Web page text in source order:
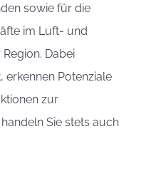
sowie für die
im Luft- und
Dabei
erkennen Potenziale
zur
Sie stets auch